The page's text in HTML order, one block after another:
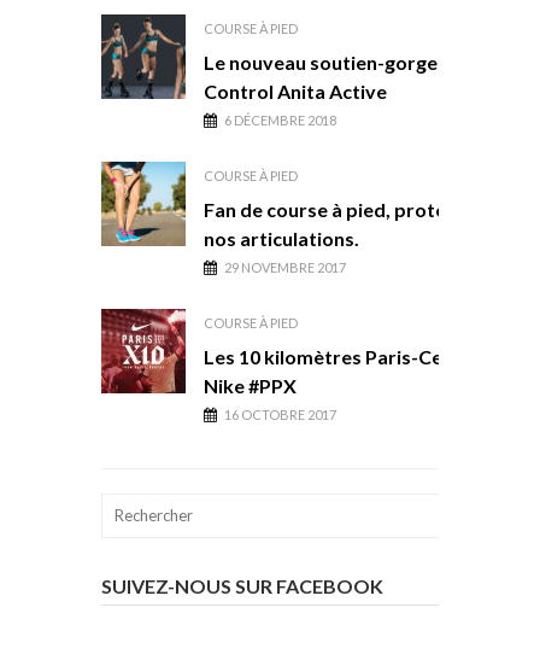
COURSE À PIED
Le nouveau soutien-gorge Air
Control Anita Active
6 DÉCEMBRE 2018
COURSE À PIED
Fan de course à pied, protégeons
nos articulations.
29 NOVEMBRE 2017
COURSE À PIED
Les 10 kilomètres Paris-Centre de
Nike #PPX
16 OCTOBRE 2017
SUIVEZ-NOUS SUR FACEBOOK